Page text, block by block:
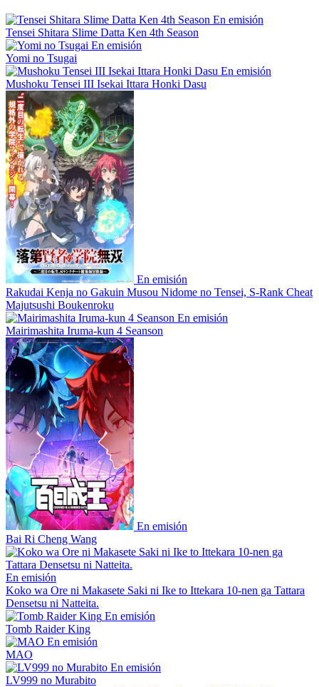
En emisión
Tensei Shitara Slime Datta Ken 4th Season
En emisión
Yomi no Tsugai
En emisión
Mushoku Tensei III Isekai Ittara Honki Dasu
En emisión
Rakudai Kenja no Gakuin Musou Nidome no Tensei, S-Rank Cheat
Majutsushi Boukenroku
En emisión
Mairimashita Iruma-kun 4 Seanson
En emisión
Bai Ri Cheng Wang
En emisión
Koko wa Ore ni Makasete Saki ni Ike to Ittekara 10-nen ga Tattara
Densetsu ni Natteita.
En emisión
Tomb Raider King
En emisión
MAO
En emisión
LV999 no Murabito